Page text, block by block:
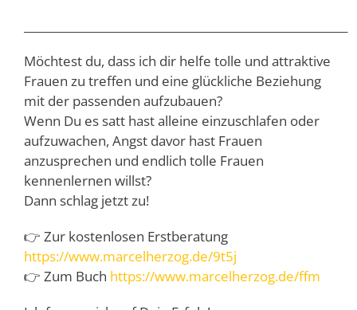
Möchtest du, dass ich dir helfe tolle und attraktive
Frauen zu treffen und eine glückliche Beziehung
mit der passenden aufzubauen?
Wenn Du es satt hast alleine einzuschlafen oder
aufzuwachen, Angst davor hast Frauen
anzusprechen und endlich tolle Frauen
kennenlernen willst?
Dann schlag jetzt zu!
👉 Zur kostenlosen Erstberatung
https://www.marcelherzog.de/9t5j
👉 Zum Buch https://www.marcelherzog.de/ffm